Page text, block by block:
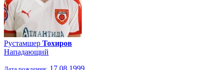
Рустамшер Тохиров
Нападающий
17.08.1999